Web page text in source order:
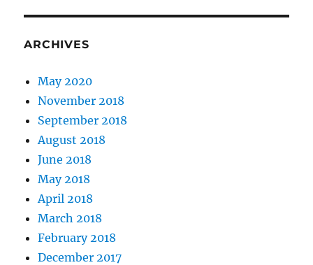
ARCHIVES
May 2020
November 2018
September 2018
August 2018
June 2018
May 2018
April 2018
March 2018
February 2018
December 2017